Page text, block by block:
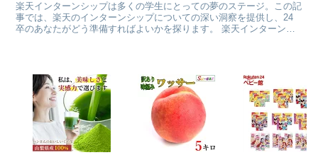
楽天インターンシップは多くの学生にとっての夢のステージ。この記
事では、楽天のインターンシップについての深い洞察を提供し、24
卒のあなたがどう準備すればよいかを探ります。 楽天インターンシ